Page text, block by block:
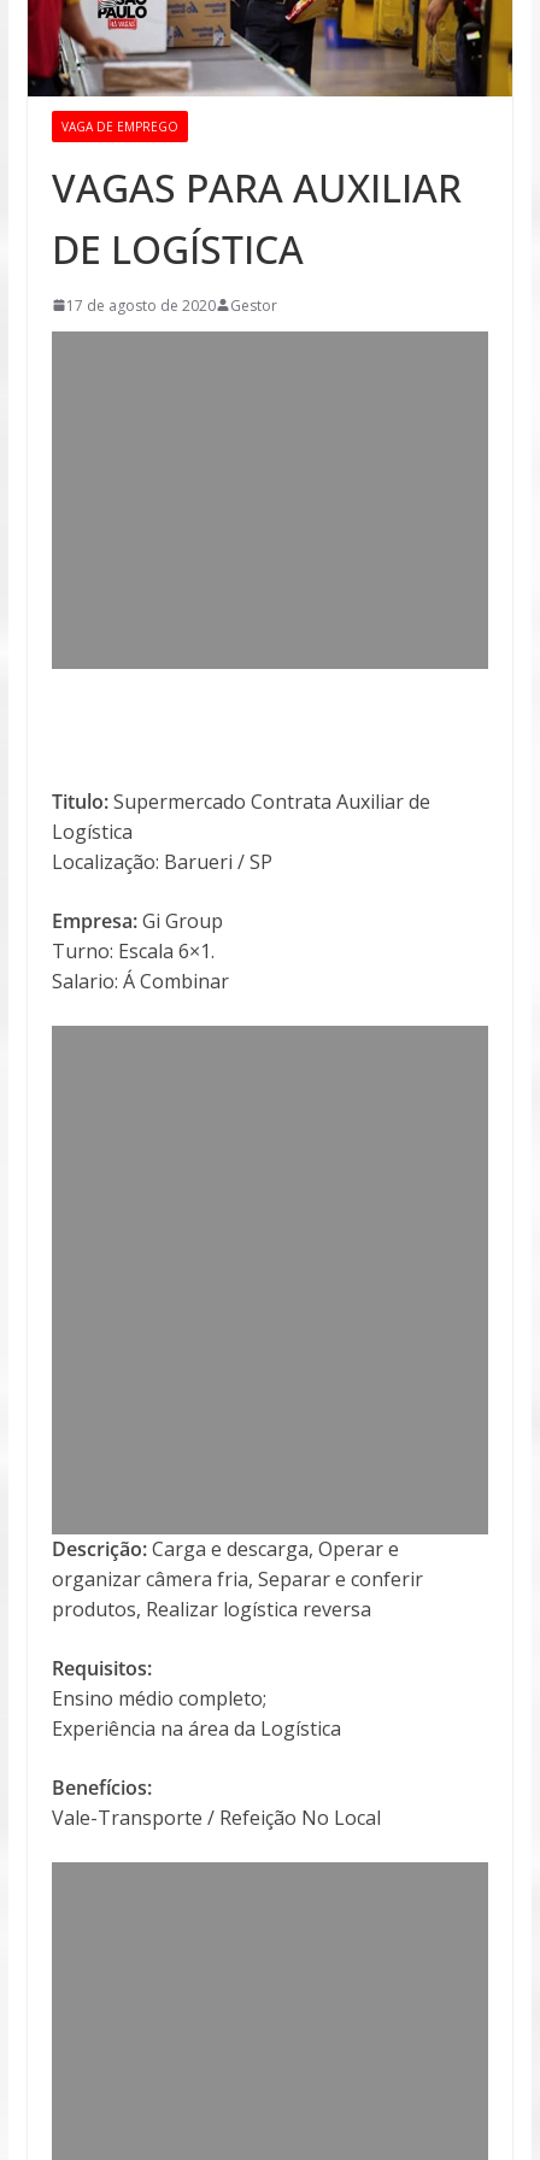
VAGA DE EMPREGO
VAGAS PARA AUXILIAR
DE LOGÍSTICA
17 de agosto de 2020 Gestor
Titulo:Supermercado Contrata Auxiliar de
Logística
Localização: Barueri / SP
Empresa:Gi Group
Turno: Escala 6×1.
Salario: Á Combinar
Descrição:Carga e descarga, Operar e
organizar câmera fria, Separar e conferir
produtos, Realizar logística reversa
Requisitos:
Ensino médio completo;
Experiência na área da Logística
Benefícios:
Vale-Transporte / Refeição No Local